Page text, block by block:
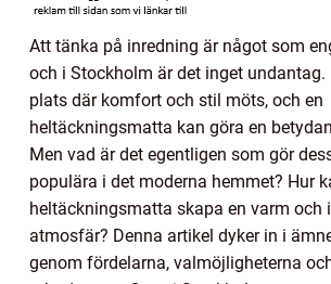
Att tänka på inredning är något som
och i Stockholm är det inget undantag.
plats där komfort och stil möts, och en
heltäckningsmatta kan göra en
Men vad är det egentligen som gör
populära i det moderna hemmet? Hur
heltäckningsmatta skapa en varm och
atmosfär? Denna artikel dyker in i
genom fördelarna, valmöjligheterna